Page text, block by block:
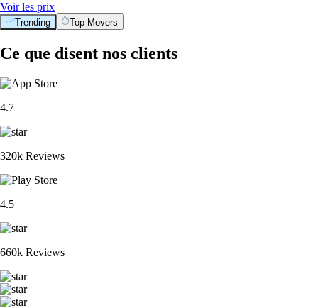
Voir les prix
Trending Top Movers
Ce que disent nos clients
4.7
320k Reviews
4.5
660k Reviews